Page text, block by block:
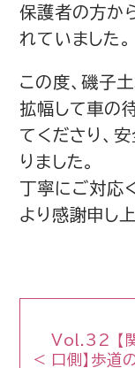
保護者の方か
れていました。
この度、磯子
拡幅して車の
てくださり、
りました。
丁寧にご対応
より感謝申し上
Vol.32 【
口側】歩道